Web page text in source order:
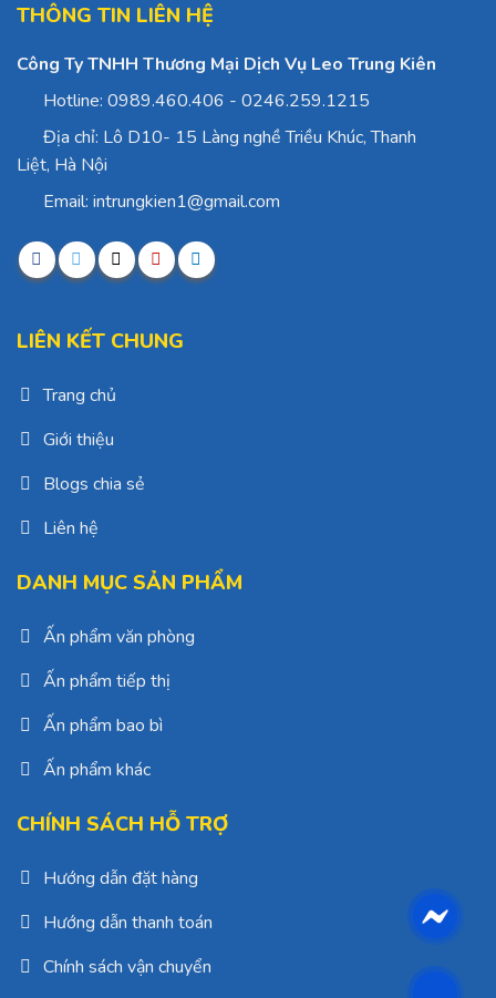
THÔNG TIN LIÊN HỆ
Công Ty TNHH Thương Mại Dịch Vụ Leo Trung Kiên
Hotline: 0989.460.406 - 0246.259.1215
Địa chỉ: Lô D10- 15 Làng nghề Triều Khúc, Thanh
Liệt, Hà Nội
Email: intrungkien1@gmail.com
LIÊN KẾT CHUNG
Trang chủ
Giới thiệu
Blogs chia sẻ
Liên hệ
DANH MỤC SẢN PHẨM
Ấn phẩm văn phòng
Ấn phẩm tiếp thị
Ấn phẩm bao bì
Ấn phẩm khác
CHÍNH SÁCH HỖ TRỢ
Hướng dẫn đặt hàng
Hướng dẫn thanh toán
Chính sách vận chuyển